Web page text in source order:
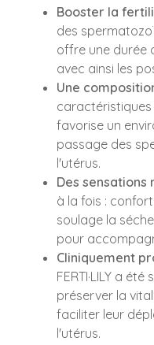
Booster la
des
offre une durée
avec ainsi les
Une
caractéristiques
favorise un
passage des
l'utérus.
Des sensations
à la fois :
soulage la
pour
Cliniquement
FERTI·LILY a
préserver la
faciliter leur
l'utérus.